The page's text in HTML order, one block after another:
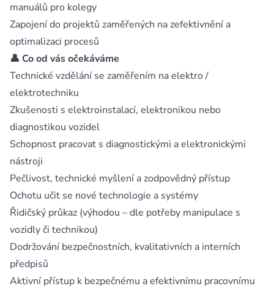
manuálů pro kolegy
Zapojení do projektů zaměřených na zefektivnění a
optimalizaci procesů
👤 Co od vás očekáváme
Technické vzdělání se zaměřením na elektro /
elektrotechniku
Zkušenosti s elektroinstalací, elektronikou nebo
diagnostikou vozidel
Schopnost pracovat s diagnostickými a elektronickými
nástroji
Pečlivost, technické myšlení a zodpovědný přístup
Ochotu učit se nové technologie a systémy
Řidičský průkaz (výhodou – dle potřeby manipulace s
vozidly či technikou)
Dodržování bezpečnostních, kvalitativních a interních
předpisů
Aktivní přístup k bezpečnému a efektivnímu pracovnímu